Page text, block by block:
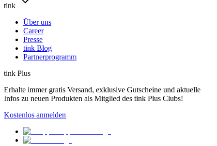
tink
Über uns
Career
Presse
tink Blog
Partnerprogramm
tink Plus
Erhalte immer gratis Versand, exklusive Gutscheine und aktuelle
Infos zu neuen Produkten als Mitglied des tink Plus Clubs!
Kostenlos anmelden